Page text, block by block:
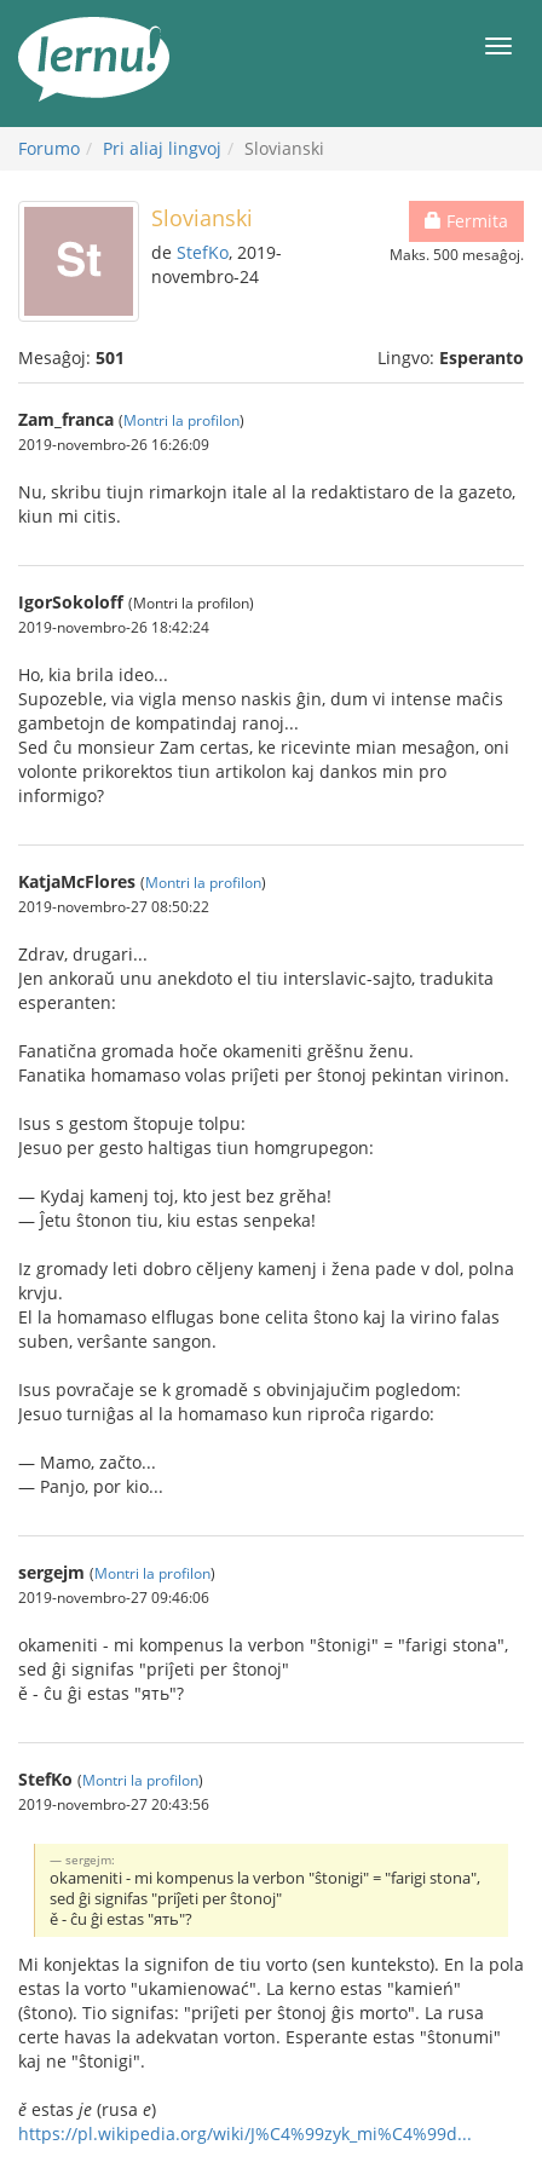
enhavo
Forumo Pri aliaj lingvoj Slovianski
Fermita
Maks. 500 mesaĝoj.
Slovianski
de StefKo, 2019-
novembro-24
Mesaĝoj: 501 Lingvo: Esperanto
Zam_franca (Montri la profilon)
2019-novembro-26 16:26:09
Nu, skribu tiujn rimarkojn itale al la redaktistaro de la gazeto,
kiun mi citis.
IgorSokoloff (Montri la profilon)
2019-novembro-26 18:42:24
Ho, kia brila ideo...
Supozeble, via vigla menso naskis ĝin, dum vi intense maĉis
gambetojn de kompatindaj ranoj...
Sed ĉu monsieur Zam certas, ke ricevinte mian mesaĝon, oni
volonte prikorektos tiun artikolon kaj dankos min pro
informigo?
KatjaMcFlores (Montri la profilon)
2019-novembro-27 08:50:22
Zdrav, drugari...
Jen ankoraŭ unu anekdoto el tiu interslavic-sajto, tradukita
esperanten:
Fanatična gromada hoče okameniti grěšnu ženu.
Fanatika homamaso volas priĵeti per ŝtonoj pekintan virinon.
Isus s gestom štopuje tolpu:
Jesuo per gesto haltigas tiun homgrupegon:
— Kydaj kamenj toj, kto jest bez grěha!
— Ĵetu ŝtonon tiu, kiu estas senpeka!
Iz gromady leti dobro cěljeny kamenj i žena pade v dol, polna
krvju.
El la homamaso elflugas bone celita ŝtono kaj la virino falas
suben, verŝante sangon.
Isus povračaje se k gromadě s obvinjajučim pogledom:
Jesuo turniĝas al la homamaso kun riproĉa rigardo:
— Mamo, začto...
— Panjo, por kio...
sergejm (Montri la profilon)
2019-novembro-27 09:46:06
okameniti - mi kompenus la verbon "ŝtonigi" = "farigi stona",
sed ĝi signifas "priĵeti per ŝtonoj"
ě - ĉu ĝi estas "ять"?
StefKo (Montri la profilon)
2019-novembro-27 20:43:56
sergejm:
okameniti - mi kompenus la verbon "ŝtonigi" = "farigi stona",
sed ĝi signifas "priĵeti per ŝtonoj"
ě - ĉu ĝi estas "ять"?
Mi konjektas la signifon de tiu vorto (sen kunteksto). En la pola
estas la vorto "ukamienować". La kerno estas "kamień"
(ŝtono). Tio signifas: "priĵeti per ŝtonoj ĝis morto". La rusa
certe havas la adekvatan vorton. Esperante estas "ŝtonumi"
kaj ne "ŝtonigi".
ě estas je (rusa e)
https://pl.wikipedia.org/wiki/J%C4%99zyk_mi%C4%99d...